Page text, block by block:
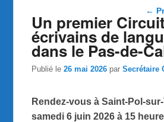
←
Un premier
écrivains de
dans le Pas-de-
Publié le26 mai 2026 parSecrétaire
Rendez-vous à Saint-Pol-
samedi 6 juin 2026 à 15